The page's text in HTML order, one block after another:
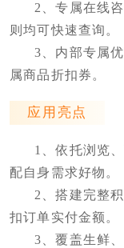
2、专属在线
则均可快速查询。
3、内部专属
属商品折扣券。
应用亮点
1、依托浏览
配自身需求好物。
2、搭建完整
扣订单实付金额。
3、覆盖生鲜